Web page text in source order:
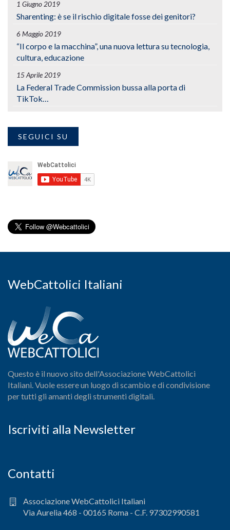
1 Giugno 2019
Sharenting: è se il rischio digitale fosse dei genitori?
6 Maggio 2019
“Il corpo e la macchina”, una nuova lettura su tecnologia,
cultura, educazione
15 Aprile 2019
La Federal Trade Commission bussa alla porta di
TikTok…
SEGUICI SU
WebCattolici Italiani
Questo è il nuovo sito dell'Associazione WebCattolici
Italiani. Vuole essere un luogo di scambio e di condivisione
per tutti gli amanti degli strumenti digitali.
Iscriviti alla Newsletter
Contatti
Associazione WebCattolici Italiani
Via Aurelia 468 - 00165 Roma - C.F. 97302990581